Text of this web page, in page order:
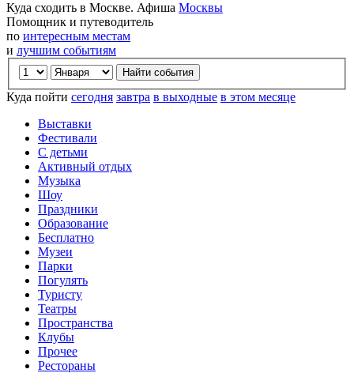
Куда сходить в Москве. Афиша Москвы
Помощник и путеводитель
по интересным местам
и лучшим событиям
Куда пойти сегодня завтра в выходные в этом месяце
Выставки
Фестивали
С детьми
Активный отдых
Музыка
Шоу
Праздники
Образование
Бесплатно
Музеи
Парки
Погулять
Туристу
Театры
Пространства
Клубы
Прочее
Рестораны